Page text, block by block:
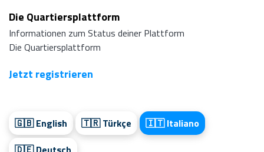
Die Quartiersplattform
Informationen zum Status deiner Plattform
Die Quartiersplattform
Jetzt registrieren
🇬🇧 English 🇹🇷 Türkçe
🇮🇹 Italiano